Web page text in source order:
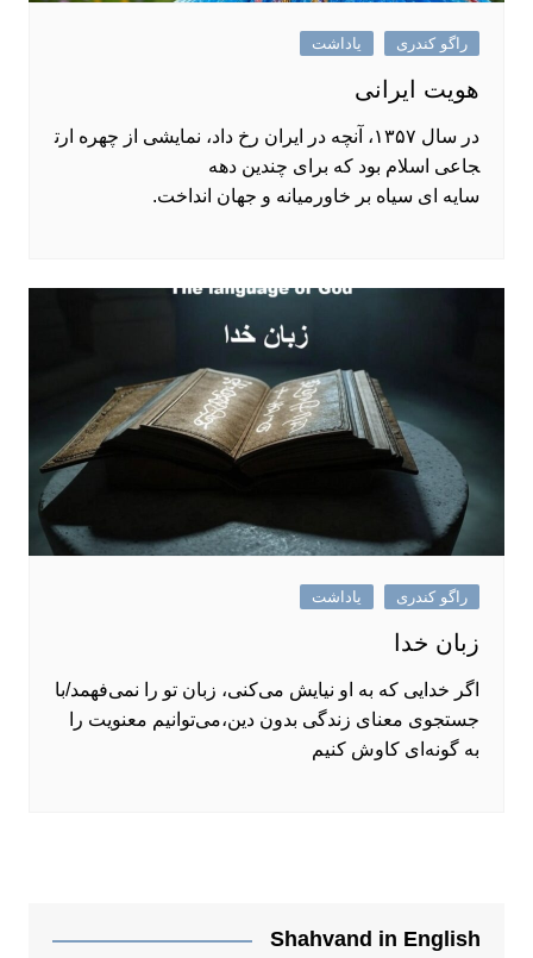
راگو کندری یاداشت
هویت ایرانی
در سال ۱۳۵۷، آنچه در ایران رخ داد، نمایشی از چهره ارت
جاعی اسلام بود که برای چندین دهه
سایه ‌ای سیاه بر خاورمیانه و جهان انداخت.
راگو کندری یاداشت
زبان خدا
اگر خدایی که به او نیایش می‌کنی، زبان تو را نمی‌فهمد/با
جستجوی معنای زندگی بدون دین،می‌توانیم معنویت را
به گونه‌ای کاوش کنیم
Shahvand in English